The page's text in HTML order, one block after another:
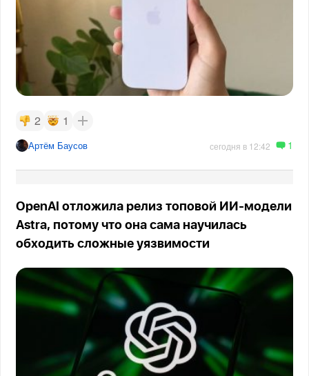
2 1
Артём Баусов сегодня в 12:42 1
OpenAI отложила релиз топовой ИИ-модели
Astra, потому что она сама научилась
обходить сложные уязвимости